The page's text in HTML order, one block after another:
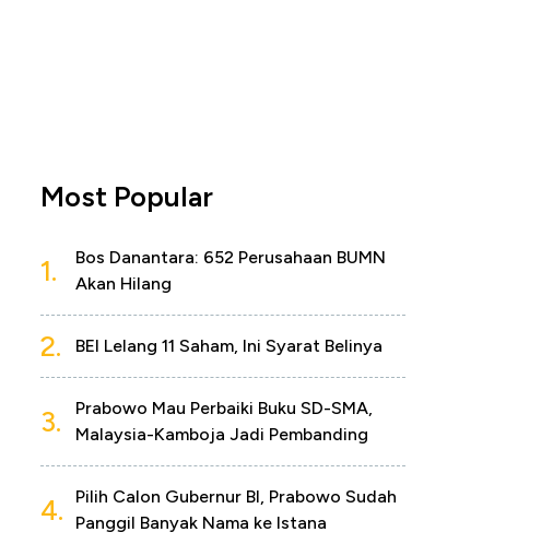
Most Popular
1.
Bos Danantara: 652 Perusahaan BUMN
Akan Hilang
2. BEI Lelang 11 Saham, Ini Syarat Belinya
3.
Prabowo Mau Perbaiki Buku SD-SMA,
Malaysia-Kamboja Jadi Pembanding
4.
Pilih Calon Gubernur BI, Prabowo Sudah
Panggil Banyak Nama ke Istana